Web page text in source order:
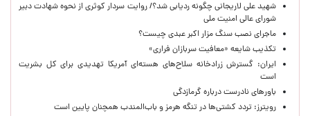
شهید علی لاریجانی چگونه ردیابی شد؟/ روایت سردار کوثری از نحوه شهادت دبیر
شورای عالی امنیت ملی
ماجرای نصب سنگ مزار اکبر عبدی چیست؟
تکذیب شایعه «معافیت سربازان فراری»
ایران: گسترش زرادخانه سلاح‌های هسته‌ای آمریکا تهدیدی برای کل بشریت
است
باورهای نادرست درباره گرمازدگی
رویترز: تردد کشتی‌ها در تنگه هرمز و باب‌المندب همچنان پایین است